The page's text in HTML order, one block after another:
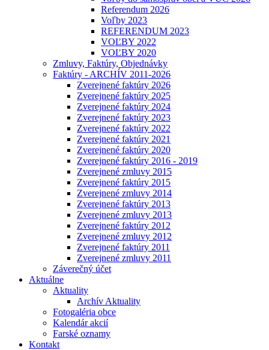
Referendum 2026
Voľby 2023
REFERENDUM 2023
VOĽBY 2022
VOĽBY 2020
Zmluvy, Faktúry, Objednávky
Faktúry - ARCHÍV 2011-2026
Zverejnené faktúry 2026
Zverejnené faktúry 2025
Zverejnené faktúry 2024
Zverejnené faktúry 2023
Zverejnené faktúry 2022
Zverejnené faktúry 2021
Zverejnené faktúry 2020
Zverejnené faktúry 2016 - 2019
Zverejnené zmluvy 2015
Zverejnené faktúry 2015
Zverejnené zmluvy 2014
Zverejnené faktúry 2013
Zverejnené zmluvy 2013
Zverejnené faktúry 2012
Zverejnené zmluvy 2012
Zverejnené faktúry 2011
Zverejnené zmluvy 2011
Záverečný účet
Aktuálne
Aktuality
Archív Aktuality
Fotogaléria obce
Kalendár akcií
Farské oznamy
Kontakt